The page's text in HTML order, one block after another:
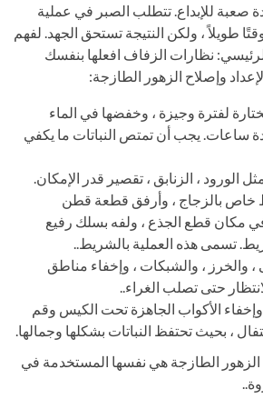
صعبة للإبداع. تتطلب الصبر في عملية
طويلاً ، ولكن النتيجة تستحق الجهد. لفهم
نظارات الزفاف افعلها بنفسك
وإصلاح الزهور الطازجة:
لفترة وجيزة ، وخفضها في الماء
ساعات. يجب أن تمتص النباتات ما يكفي
الورود ، الزنابق ، تقصير قدر الإمكان.
خاص بالزجاج ، وأرفق قطعة قطن
مكان قطع الجذع ، ولفه بسلك رفيع
تسمى هذه العملية بالشريط..
والخرز ، والشبكات ، وإخفاء مناطق
حتى تصلب الغراء..
الأكواب الجاهزة تحت الكيس وقم
، بحيث تحتفظ النباتات بشكلها وجمالها.
الطازجة هي نفسها المستخدمة في